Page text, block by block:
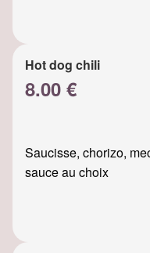
Hot dog chili
8.00 €
Saucisse, chorizo,
sauce au choix